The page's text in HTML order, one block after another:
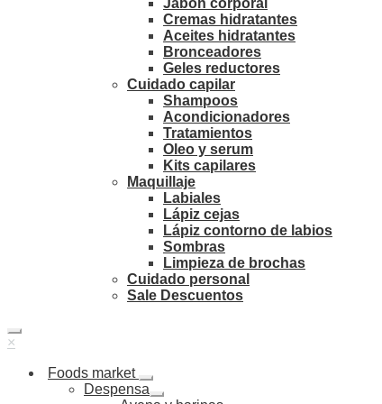
Jabón corporal
Cremas hidratantes
Aceites hidratantes
Bronceadores
Geles reductores
Cuidado capilar
Shampoos
Acondicionadores
Tratamientos
Oleo y serum
Kits capilares
Maquillaje
Labiales
Lápiz cejas
Lápiz contorno de labios
Sombras
Limpieza de brochas
Cuidado personal
Sale Descuentos
×
Foods market
Despensa